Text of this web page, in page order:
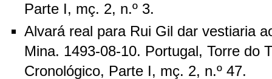
Parte I, mç. 2, n.º 3.
Alvará real para Rui Gil dar vestiaria
Mina. 1493-08-10. Portugal, Torre do
Cronológico, Parte I, mç. 2, n.º 47.